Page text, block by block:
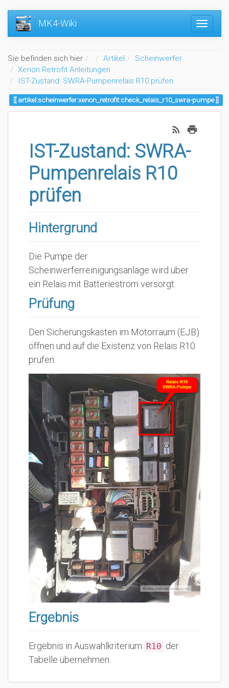
MK4-Wiki
Sie befinden sich hier Home
Artikel
Scheinwerfer
Xenon Retrofit Anleitungen
IST-Zustand: SWRA-Pumpenrelais R10 prüfen
artikel:scheinwerfer:xenon_retrofit:check_relais_r10_swra-pumpe
IST-Zustand: SWRA-
Pumpenrelais R10
prüfen
Hintergrund
Die Pumpe der
Scheinwerferreinigungsanlage wird über
ein Relais mit Batteriestrom versorgt.
Prüfung
Den Sicherungskasten im Motorraum (EJB)
öffnen und auf die Existenz von Relais R10
prüfen:
Ergebnis
Ergebnis in Auswahlkriterium R10 der
Tabelle übernehmen.